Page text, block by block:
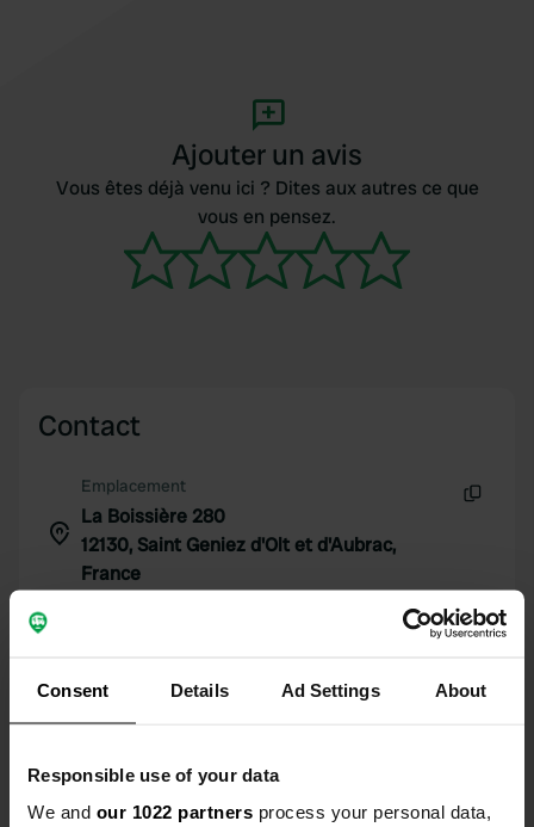
Consent Details Ad Settings About
Responsible use of your data
We and our 1022 partners process your personal data,
Ajouter un avis
Vous êtes déjà venu ici ? Dites aux autres ce que
vous en pensez.
Contact
Emplacement
La Boissière 280
12130, Saint Geniez d'Olt et d'Aubrac,
France
44.46902 2.98265
114183